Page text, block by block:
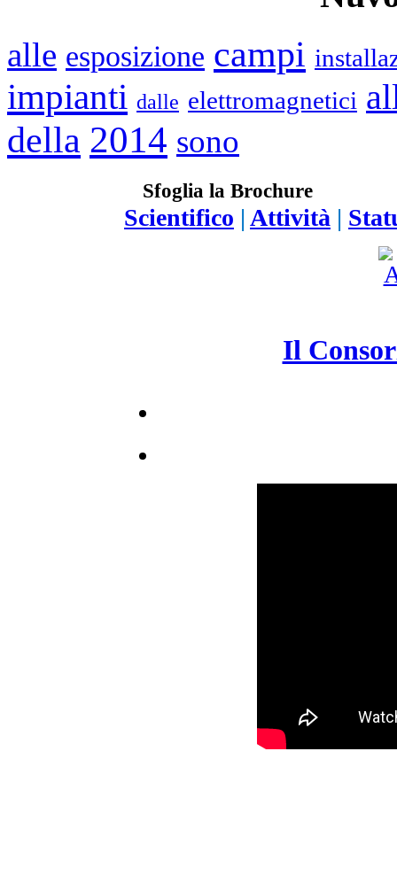
alle esposizione campi
impianti dalle elettromagnetici
della 2014 sono
Sfoglia la Brochure
Scientifico | Attività |
Il